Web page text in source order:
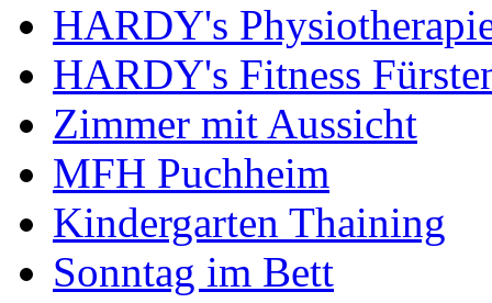
HARDY's
HARDY's Fitness
Zimmer mit Aussicht
MFH Puchheim
Kindergarten Thaining
Sonntag im Bett